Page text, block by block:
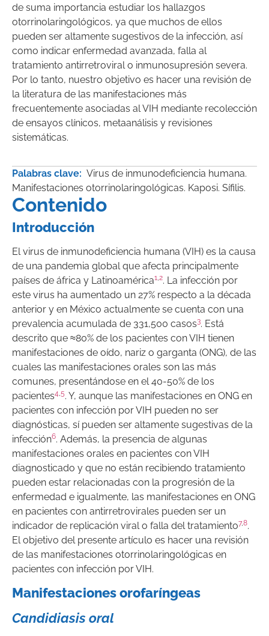
de suma importancia estudiar los hallazgos
otorrinolaringológicos, ya que muchos de ellos
pueden ser altamente sugestivos de la infección, así
como indicar enfermedad avanzada, falla al
tratamiento antirretroviral o inmunosupresión severa.
Por lo tanto, nuestro objetivo es hacer una revisión de
la literatura de las manifestaciones más
frecuentemente asociadas al VIH mediante recolección
de ensayos clínicos, metaanálisis y revisiones
sistemáticas.
Palabras clave: Virus de inmunodeficiencia humana.
Manifestaciones otorrinolaringológicas. Kaposi. Sífilis.
Contenido
Introducción
El virus de inmunodeficiencia humana (VIH) es la causa
de una pandemia global que afecta principalmente
países de áfrica y Latinoamérica1,2. La infección por
este virus ha aumentado un 27% respecto a la década
anterior y en México actualmente se cuenta con una
prevalencia acumulada de 331,500 casos3. Está
descrito que ≈80% de los pacientes con VIH tienen
manifestaciones de oído, nariz o garganta (ONG), de las
cuales las manifestaciones orales son las más
comunes, presentándose en el 40-50% de los
pacientes4,5. Y, aunque las manifestaciones en ONG en
pacientes con infección por VIH pueden no ser
diagnósticas, sí pueden ser altamente sugestivas de la
infección6. Además, la presencia de algunas
manifestaciones orales en pacientes con VIH
diagnosticado y que no están recibiendo tratamiento
pueden estar relacionadas con la progresión de la
enfermedad e igualmente, las manifestaciones en ONG
en pacientes con antirretrovirales pueden ser un
indicador de replicación viral o falla del tratamiento7,8.
El objetivo del presente artículo es hacer una revisión
de las manifestaciones otorrinolaringológicas en
pacientes con infección por VIH.
Manifestaciones orofaríngeas
Candidiasis oral